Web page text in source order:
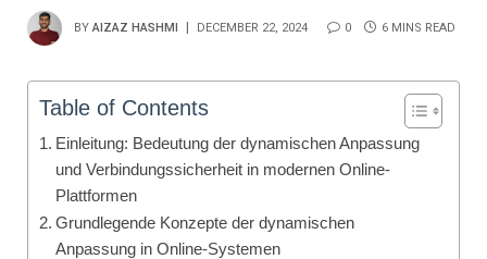
BY AIZAZ HASHMI DECEMBER 22, 2024 0 6 MINS READ
Table of Contents
Einleitung: Bedeutung der dynamischen Anpassung
und Verbindungssicherheit in modernen Online-
Plattformen
Grundlegende Konzepte der dynamischen
Anpassung in Online-Systemen